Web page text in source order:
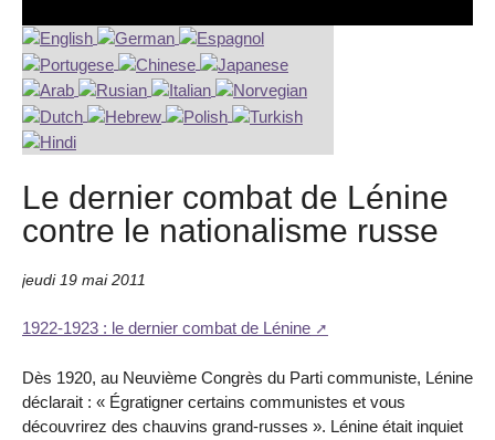
Le dernier combat de Lénine
contre le nationalisme russe
jeudi 19 mai 2011
1922-1923 : le dernier combat de Lénine
Dès 1920, au Neuvième Congrès du Parti communiste, Lénine
déclarait : « Égratigner certains communistes et vous
découvrirez des chauvins grand-russes ». Lénine était inquiet